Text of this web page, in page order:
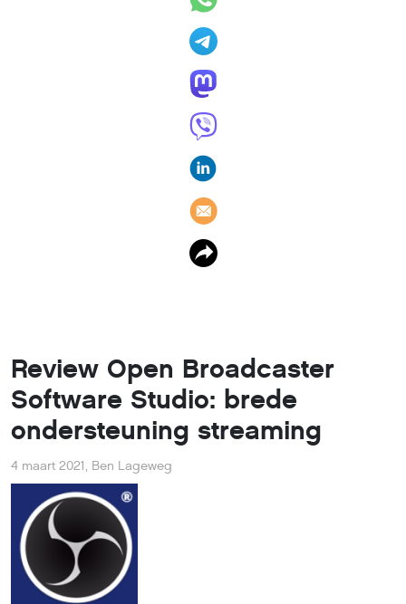
Review Open Broadcaster
Software Studio: brede
ondersteuning streaming
4 maart 2021, Ben Lageweg